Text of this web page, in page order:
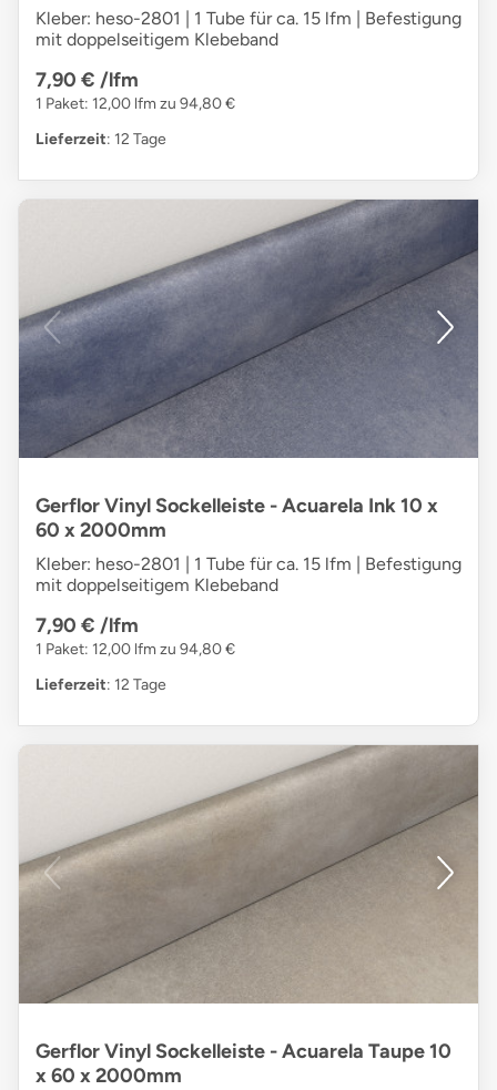
Kleber: heso-2801 | 1 Tube für ca. 15 lfm | Befestigung
mit doppelseitigem Klebeband
7,90 € /lfm
1 Paket: 12,00 lfm zu 94,80 €
Lieferzeit: 12 Tage
Gerflor Vinyl Sockelleiste - Acuarela Ink 10 x
60 x 2000mm
Kleber: heso-2801 | 1 Tube für ca. 15 lfm | Befestigung
mit doppelseitigem Klebeband
7,90 € /lfm
1 Paket: 12,00 lfm zu 94,80 €
Lieferzeit: 12 Tage
Gerflor Vinyl Sockelleiste - Acuarela Taupe 10
x 60 x 2000mm